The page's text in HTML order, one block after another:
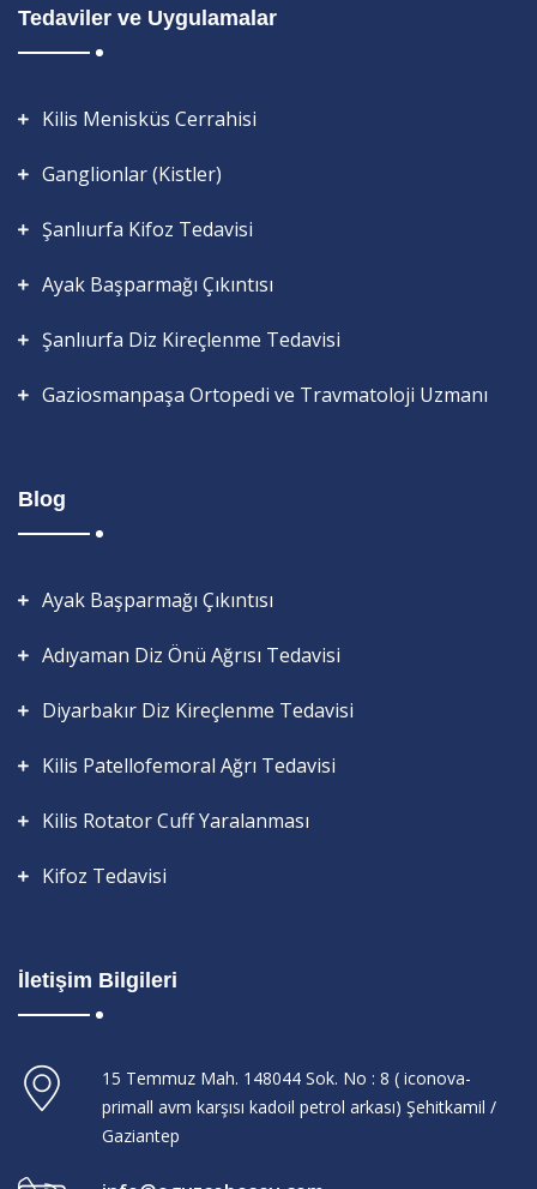
Tedaviler ve Uygulamalar
Kilis Menisküs Cerrahisi
Ganglionlar (Kistler)
Şanlıurfa Kifoz Tedavisi
Ayak Başparmağı Çıkıntısı
Şanlıurfa Diz Kireçlenme Tedavisi
Gaziosmanpaşa Ortopedi ve Travmatoloji Uzmanı
Blog
Ayak Başparmağı Çıkıntısı
Adıyaman Diz Önü Ağrısı Tedavisi
Diyarbakır Diz Kireçlenme Tedavisi
Kilis Patellofemoral Ağrı Tedavisi
Kilis Rotator Cuff Yaralanması
Kifoz Tedavisi
İletişim Bilgileri
15 Temmuz Mah. 148044 Sok. No : 8 ( iconova-
primall avm karşısı kadoil petrol arkası) Şehitkamil /
Gaziantep